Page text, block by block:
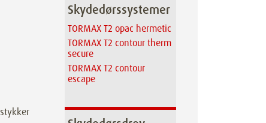
Skydedørssystemer
TORMAX T2 opac hermetic
TORMAX T2 contour therm
secure
TORMAX T2 contour
escape